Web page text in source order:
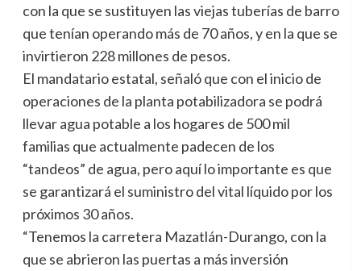
con la que se sustituyen las viejas tuberías de barro
que tenían operando más de 70 años, y en la que se
invirtieron 228 millones de pesos.
El mandatario estatal, señaló que con el inicio de
operaciones de la planta potabilizadora se podrá
llevar agua potable a los hogares de 500 mil
familias que actualmente padecen de los
“tandeos” de agua, pero aquí lo importante es que
se garantizará el suministro del vital líquido por los
próximos 30 años.
“Tenemos la carretera Mazatlán-Durango, con la
que se abrieron las puertas a más inversión